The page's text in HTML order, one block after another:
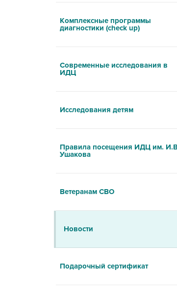
Комплексные программы
диагностики (check up)
Современные исследования в
ИДЦ
Исследования детям
Правила посещения ИДЦ им.
Ушакова
Ветеранам СВО
Новости
Подарочный сертификат